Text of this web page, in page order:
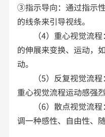
③指示导向：通过指示
的线条来引导视线。
（4）重心视觉流程
的伸展来变换、运动，
动。
（5）反复视觉流程
重心视觉流程运动感强
（6）散点视觉流程
调一种感性、自由性、